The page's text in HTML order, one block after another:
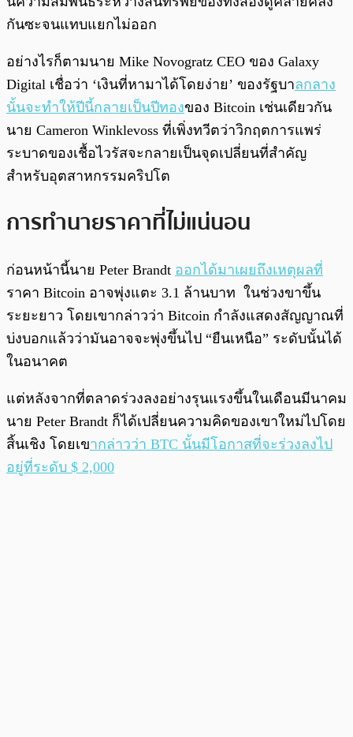
กันซะจนแทบแยกไม่ออก
อย่างไรก็ตามนาย Mike Novogratz CEO ของ Galaxy
Digital เชื่อว่า ‘เงินที่หามาได้โดยง่าย’ ของรัฐบาลกลาง
นั้นจะทำให้ปีนี้กลายเป็นปีทองของ Bitcoin เช่นเดียวกัน
นาย Cameron Winklevoss ที่เพิ่งทวีตว่าวิกฤตการแพร่
ระบาดของเชื้อไวรัสจะกลายเป็นจุดเปลี่ยนที่สำคัญ
สำหรับอุตสาหกรรมคริปโต
การทำนายราคาที่ไม่แน่นอน
ก่อนหน้านี้นาย Peter Brandt ออกได้มาเผยถึงเหตุผลที่
ราคา Bitcoin อาจพุ่งแตะ 3.1 ล้านบาท ในช่วงขาขึ้น
ระยะยาว โดยเขากล่าวว่า Bitcoin กำลังแสดงสัญญาณที่
บ่งบอกแล้วว่ามันอาจจะพุ่งขึ้นไป “ยืนเหนือ” ระดับนั้นได้
ในอนาคต
แต่หลังจากที่ตลาดร่วงลงอย่างรุนแรงขึ้นในเดือนมีนาคม
นาย Peter Brandt ก็ได้เปลี่ยนความคิดของเขาใหม่ไปโดย
สิ้นเชิง โดยเขากล่าวว่า BTC นั้นมีโอกาสที่จะร่วงลงไป
อยู่ที่ระดับ $ 2,000